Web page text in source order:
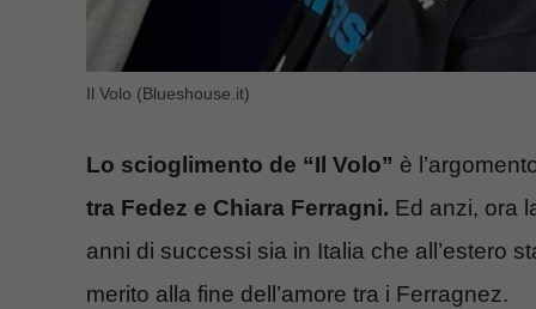
Il Volo (Blueshouse.it)
Lo scioglimento de “Il Volo” è
tra Fedez e Chiara Ferragni. Ed anzi, ora
anni di successi sia in Italia che all’estero
merito alla fine dell’amore tra i Ferragnez.